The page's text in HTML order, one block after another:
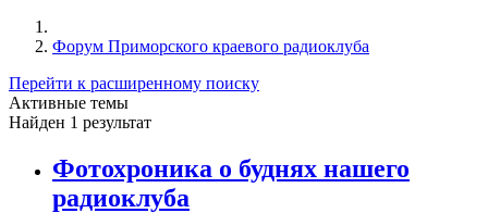
Форум Приморского краевого радиоклуба
Перейти к расширенному поиску
Активные темы
Найден 1 результат
Фотохроника о буднях нашего
радиоклуба